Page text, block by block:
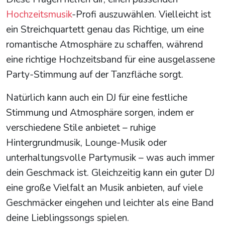
Hochzeitsmusik-Profi auszuwählen. Vielleicht ist
ein Streichquartett genau das Richtige, um eine
romantische Atmosphäre zu schaffen, während
eine richtige Hochzeitsband für eine ausgelassene
Party-Stimmung auf der Tanzfläche sorgt.
Natürlich kann auch ein DJ für eine festliche
Stimmung und Atmosphäre sorgen, indem er
verschiedene Stile anbietet – ruhige
Hintergrundmusik, Lounge-Musik oder
unterhaltungsvolle Partymusik – was auch immer
dein Geschmack ist. Gleichzeitig kann ein guter DJ
eine große Vielfalt an Musik anbieten, auf viele
Geschmäcker eingehen und leichter als eine Band
deine Lieblingssongs spielen.